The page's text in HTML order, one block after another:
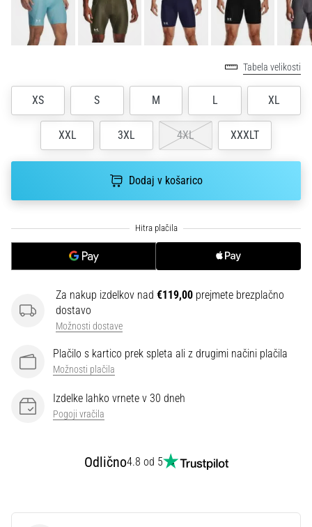
oziroma
hitrost,
agilnost
pri
Kako…
6. 8. 2026
Tekaško
koleno:
zdravljenje
in
Tekaško
koleno,
traktusa
Tabela velikosti
XS S M L XL
XXL 3XL 4XL XXXLT
Dodaj v košarico
Za nakup izdelkov nad €119,00 prejmete brezplačno
dostavo
Možnosti dostave
Plačilo s kartico prek spleta ali z drugimi načini plačila
Možnosti plačila
Izdelke lahko vrnete v 30 dneh
Pogoji vračila
Odlično4.8 od 5